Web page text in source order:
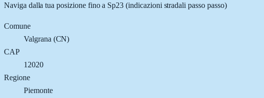
Naviga dalla tua posizione fino a Sp23 (indicazioni stradali passo passo)
Comune
Valgrana (CN)
CAP
12020
Regione
Piemonte